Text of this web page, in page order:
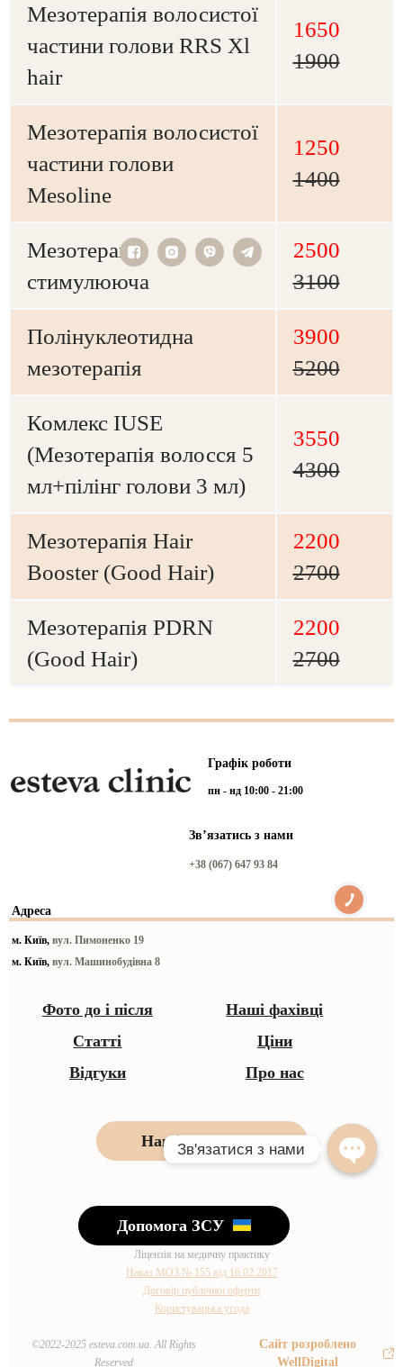
Мезотерапія волосистої
частини голови RRS Xl
hair
1650
1900
Мезотерапія волосистої
частини голови
Mesoline
1250
1400
Мезотерапія
стимулююча
2500
3100
Полінуклеотидна
мезотерапія
3900
5200
Комлекс IUSE
(Мезотерапія волосся 5
мл+пілінг голови 3 мл)
3550
4300
Мезотерапія Hair
Booster (Good Hair)
2200
2700
Мезотерапія PDRN
(Good Hair)
2200
2700
Графік роботи
пн - нд 10:00 - 21:00
Звʼязатись з нами
+38 (067) 647 93 84
Адреса
м. Київ, вул. Пимоненко 19
м. Київ, вул. Машинобудівна 8
Фото до і після
Наші фахівці
Статті
Ціни
Відгуки
Про нас
Наші контакти
Допомога ЗСУ
Ліцензія на медичну практику
Наказ МОЗ № 155 від 16.02.2017
Договір публічної оферти
Користувацька угода
©2022-2025 esteva.com.ua. All Rights
Reserved
Сайт розроблено
WellDigital